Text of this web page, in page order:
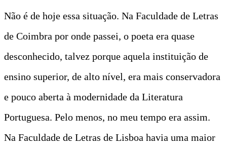
Não é de hoje essa situação. Na Faculdade de Letras
de Coimbra por onde passei, o poeta era quase
desconhecido, talvez porque aquela instituição de
ensino superior, de alto nível, era mais conservadora
e pouco aberta à modernidade da Literatura
Portuguesa. Pelo menos, no meu tempo era assim.
Na Faculdade de Letras de Lisboa havia uma maior